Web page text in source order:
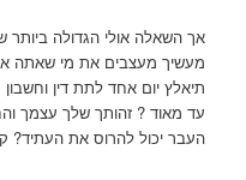
אך השאלה אולי הגדולה
מעשיך מעצבים את מי שאתה
תיאלץ יום אחד לתת דין
עד מאוד ? זהותך שלך עצמך
העבר יכול להרוס את העתיד?